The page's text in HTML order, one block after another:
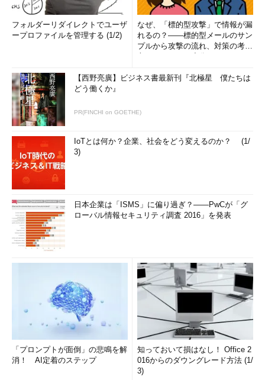
フォルダーリダイレクトでユーザ
ープロファイルを管理する (1/2)
なぜ、「標的型攻撃」で情報が漏
れるの？――標的型メールのサン
プルから攻撃の流れ、対策の考え
【西野亮廣】ビジネス書最新刊『北極星 僕たちは
どう働くか』
PR(FINCHI on GOETHE)
IoTとは何か？企業、社会をどう変えるのか？ (1/
3)
日本企業は「ISMS」に偏り過ぎ？――PwCが「グ
ローバル情報セキュリティ調査 2016」を発表
「プロンプトが面倒」の悲鳴を解
消！ AI定着のステップ
知っておいて損はなし！ Office 2
016からのダウングレード方法 (1/
3)